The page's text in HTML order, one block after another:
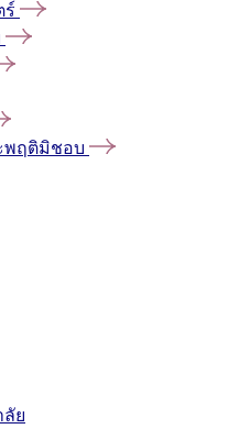
ร์
พฤติมิชอบ
ย